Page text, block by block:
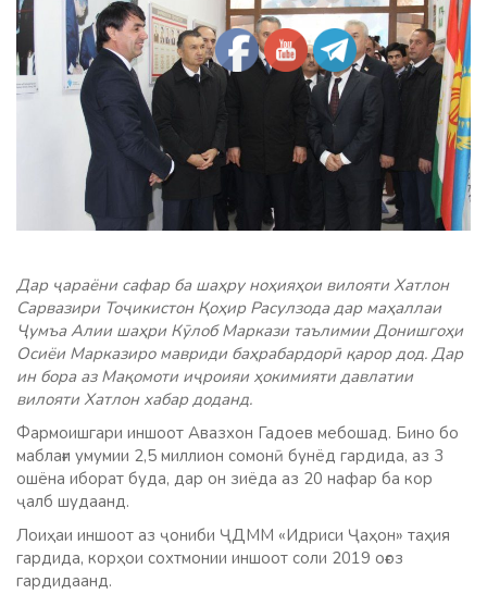
Дар ҷараёни сафар ба шаҳру ноҳияҳои вилояти Хатлон
Сарвазири Тоҷикистон Қоҳир Расулзода дар маҳаллаи
Ҷумъа Алии шаҳри Кӯлоб Маркази таълимии Донишгоҳи
Осиёи Марказиро мавриди баҳрабардорӣ қарор дод. Дар
ин бора аз Мақомоти иҷроияи ҳокимияти давлатии
вилояти Хатлон хабар доданд.
Фармоишгари иншоот Авазхон Гадоев мебошад. Бино бо
маблағи умумии 2,5 миллион сомонӣ бунёд гардида, аз 3
ошёна иборат буда, дар он зиёда аз 20 нафар ба кор
ҷалб шудаанд.
Лоиҳаи иншоот аз ҷониби ҶДММ «Идриси Ҷаҳон» таҳия
гардида, корҳои сохтмонии иншоот соли 2019 оғоз
гардидаанд.